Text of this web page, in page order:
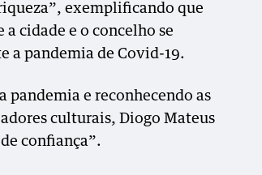
exemplificando que
a cidade e o concelho se
a pandemia de Covid-19.
pandemia e reconhecendo as
culturais, Diogo Mateus
confiança”.